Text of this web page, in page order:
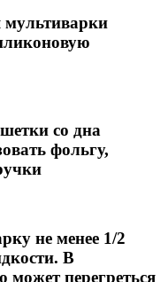
мультиварки
со дна
фольгу,
не менее 1/2
В
может перегреться